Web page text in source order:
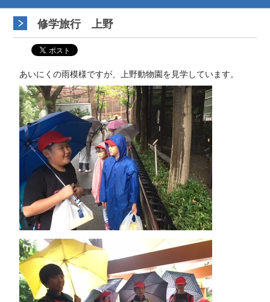
修学旅行 上野
あいにくの雨模様ですが、上野動物園を見学しています。